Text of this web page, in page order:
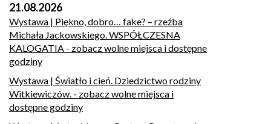
21.08.2026
Wystawa | Piękno, dobro… fake? – rzeźba
Michała Jackowskiego. WSPÓŁCZESNA
KALOGATIA - zobacz wolne miejsca i dostępne
godziny
Wystawa | Światło i cień. Dziedzictwo rodziny
Witkiewiczów. - zobacz wolne miejsca i
dostępne godziny